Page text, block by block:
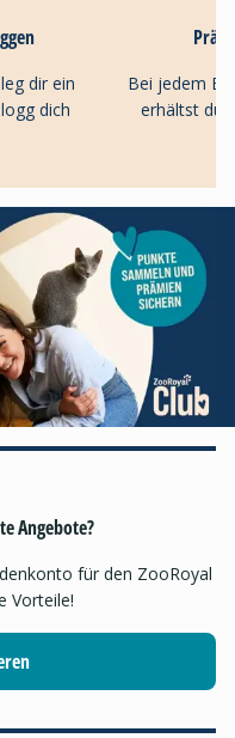
dir ein
dich
Bei jedem
erhältst du
Angebote?
für den ZooRoyal
Vorteile!